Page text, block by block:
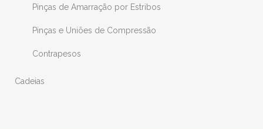
Pinças de Amarração por Estribos
Pinças e Uniões de Compressão
Contrapesos
Cadeias